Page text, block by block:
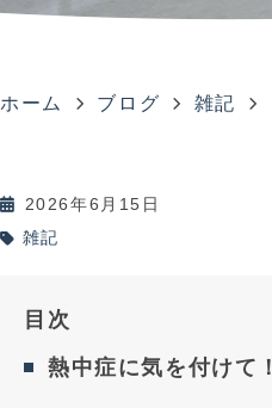
ホーム ブログ 雑記
2026年6月15日
雑記
目次
熱中症に気を付けて！